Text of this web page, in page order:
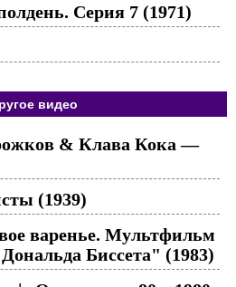
Серия 7 (1971)
видео
& Клава Кока —
(1939)
варенье. Мультфильм
Биссета" (1983)